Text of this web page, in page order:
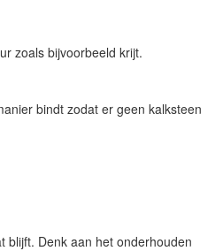
zoals bijvoorbeeld krijt.
bindt zodat er geen kalksteen
blijft. Denk aan het onderhouden